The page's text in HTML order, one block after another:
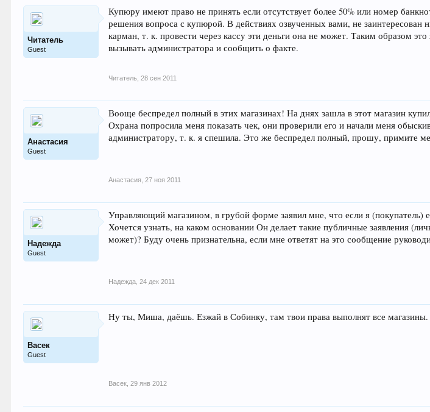
Читатель
Guest
Купюру имеют право не принять если отсутствует более 50% или номер
решения вопроса с купюрой. В действиях озвученных вами, не заинтересован
карман, т. к. провести через кассу эти деньги она не может. Таким образом
вызывать администратора и сообщить о факте.
Читатель 28 сен 2011
Анастасия
Guest
Вооще беспредел полный в этих магазинах! На днях зашла в этот магазин
Охрана попросила меня показать чек, они проверили его и начали меня
администратору, т. к. я спешила. Это же беспредел полный, прошу, примите
Анастасия 27 ноя 2011
Надежда
Guest
Управляющий магазином, в грубой форме заявил мне, что если я
Хочется узнать, на каком основании Он делает такие публичные заявления
может)? Буду очень признательна, если мне ответят на это сообщение
Надежда 24 дек 2011
Васек
Guest
Ну ты, Миша, даёшь. Езжай в Собинку, там твои права выполнят все магазины.
Васек 29 янв 2012